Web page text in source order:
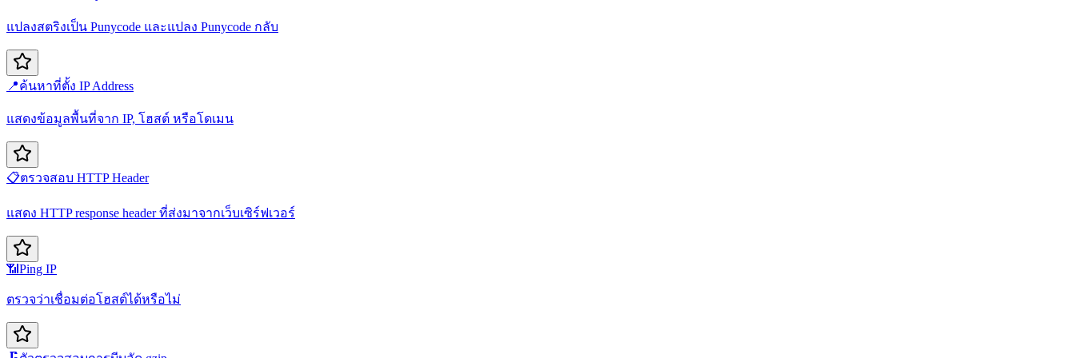
แปลงสตริงเป็น Punycode และแปลง Punycode กลับ
📍ค้นหาที่ตั้ง IP Address
แสดงข้อมูลพื้นที่จาก IP, โฮสต์ หรือโดเมน
📋ตรวจสอบ HTTP Header
แสดง HTTP response header ที่ส่งมาจากเว็บเซิร์ฟเวอร์
📶 Ping IP
ตรวจว่าเชื่อมต่อโฮสต์ได้หรือไม่